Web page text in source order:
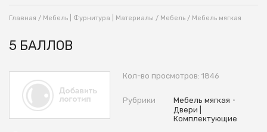
Главная / Мебель | Фурнитура | Материалы / Мебель / Мебель мягкая
5 БАЛЛОВ
Кол-во просмотров: 1846
Рубрики Мебель мягкая •
Двери |
Комплектующие